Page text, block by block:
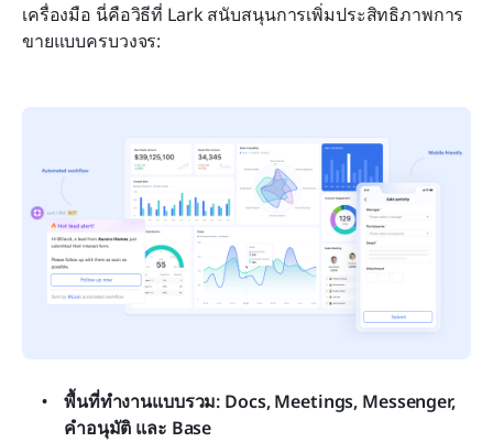
เครื่องมือ นี่คือวิธีที่ Lark สนับสนุนการเพิ่มประสิทธิภาพการ
ขายแบบครบวงจร:
พื้นที่ทำงานแบบรวม: Docs, Meetings, Messenger,
คำอนุมัติ และ Base